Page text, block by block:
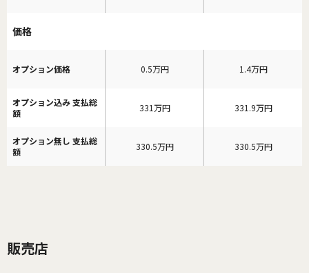
価格
オプション価格 0.5万円 1.4万円
オプション込み 支払総
額
331万円 331.9万円
オプション無し 支払総
額
330.5万円 330.5万円
販売店